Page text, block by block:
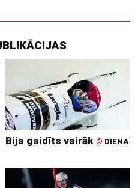
Bija gaidīts vairāk © DIENA